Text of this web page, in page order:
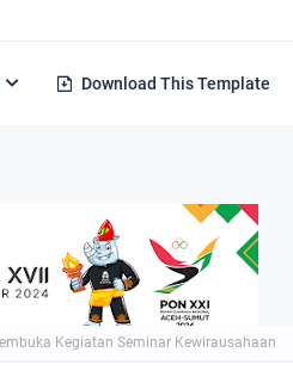
Download This Template
Kegiatan Seminar Kewirausahaan